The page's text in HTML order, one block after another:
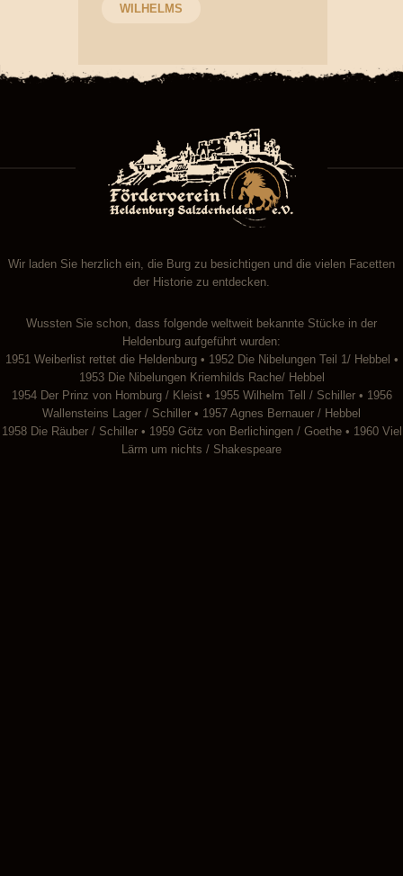
WILHELMS
Wir laden Sie herzlich ein, die Burg zu besichtigen und die vielen Facetten
der Historie zu entdecken.
Wussten Sie schon, dass folgende weltweit bekannte Stücke in der
Heldenburg aufgeführt wurden:
1951 Weiberlist rettet die Heldenburg • 1952 Die Nibelungen Teil 1/ Hebbel •
1953 Die Nibelungen Kriemhilds Rache/ Hebbel
1954 Der Prinz von Homburg / Kleist • 1955 Wilhelm Tell / Schiller • 1956
Wallensteins Lager / Schiller • 1957 Agnes Bernauer / Hebbel
1958 Die Räuber / Schiller • 1959 Götz von Berlichingen / Goethe • 1960 Viel
Lärm um nichts / Shakespeare